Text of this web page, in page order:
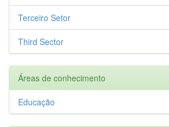
Terceiro Setor
Third Sector
Áreas de conhecimento
Educação